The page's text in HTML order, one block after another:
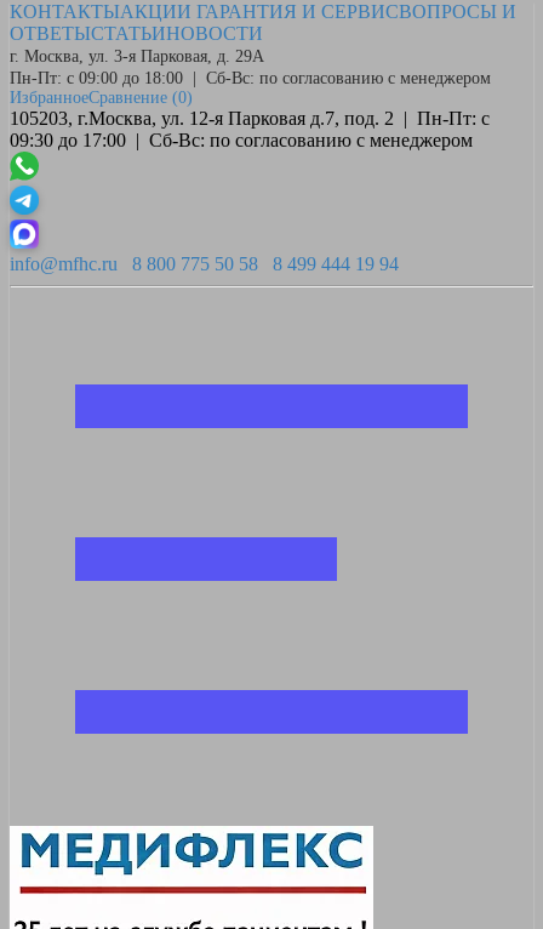
КОНТАКТЫАКЦИИ ГАРАНТИЯ И СЕРВИСВОПРОСЫ И
ОТВЕТЫСТАТЬИНОВОСТИ
г. Москва, ул. 3-я Парковая, д. 29А
Пн-Пт: с 09:00 до 18:00 | Сб-Вс: по согласованию с менеджером
ИзбранноеСравнение (0)
105203, г.Москва, ул. 12-я Парковая д.7, под. 2 | Пн-Пт: с
09:30 до 17:00 | Сб-Вс: по согласованию с менеджером
info@mfhc.ru 8 800 775 50 58 8 499 444 19 94